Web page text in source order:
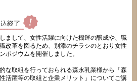
まして、女性活躍に向けた機運の醸成や、職
改革を図るため、別添のチラシのとおり女性
ポジウムを開催しました。
な取組を行っておられる森永乳業様から「森
活躍等の取組と企業メリット」についてご講